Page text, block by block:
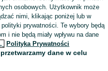
Wyświetlenia:
Kup
osobowych. Użytkownik może
nimi, klikając poniżej lub w
prywatności. Te wybory będą
i nie będą miały wpływu na dane
Polityka Prywatności
dane w celu